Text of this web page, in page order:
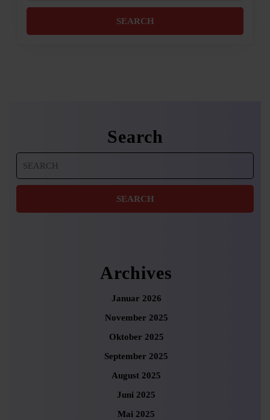
Search
for:
Archives
Januar 2026
November 2025
Oktober 2025
September 2025
August 2025
Juni 2025
Mai 2025